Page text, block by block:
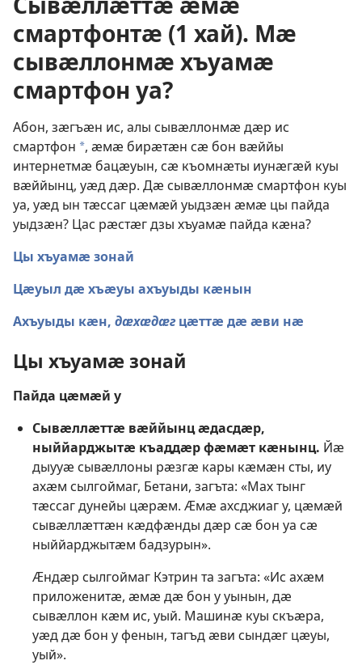
смартфонтӕ (1 хай). Мӕ
сывӕллонмӕ хъуамӕ
смартфон уа?
Абон, зӕгъӕн ис, алы сывӕллонмӕ дӕр ис
смартфон a, ӕмӕ бирӕтӕн сӕ бон вӕййы
интернетмӕ бацӕуын, сӕ къомнӕты иунӕгӕй куы
вӕййынц, уӕд дӕр. Дӕ сывӕллонмӕ смартфон куы
уа, уӕд ын тӕссаг цӕмӕй уыдзӕн ӕмӕ цы пайда
уыдзӕн? Цас рӕстӕг дзы хъуамӕ пайда кӕна?
Цы хъуамӕ зонай
Цӕуыл дӕ хъӕуы ахъуыды кӕнын
Ахъуыды кӕн, дӕхӕдӕгцӕттӕ дӕ ӕви нӕ
Цы хъуамӕ зонай
Пайда цӕмӕй у
Сывӕллӕттӕ вӕййынц ӕдасдӕр,
ныййарджытӕ къаддӕр фӕмӕт кӕнынц. Йӕ
дыууӕ сывӕллоны рӕзгӕ кары кӕмӕн сты, иу
ахӕм сылгоймаг, Бетани, загъта: «Мах тынг
тӕссаг дунейы цӕрӕм. Ӕмӕ ахсджиаг у, цӕмӕй
сывӕллӕттӕн кӕдфӕнды дӕр сӕ бон уа сӕ
ныййарджытӕм бадзурын».
Ӕндӕр сылгоймаг Кэтрин та загъта: «Ис ахӕм
приложенитӕ, ӕмӕ дӕ бон у уынын, дӕ
сывӕллон кӕм ис, уый. Машинӕ куы скъӕра,
уӕд дӕ бон у фенын, тагъд ӕви сындӕг цӕуы,
уый».